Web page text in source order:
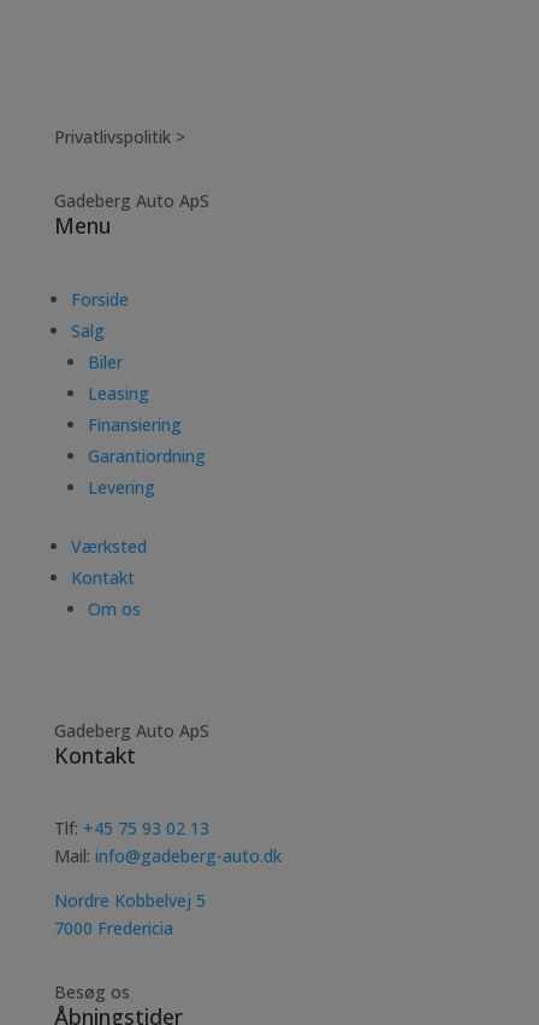
Privatlivspolitik >
Gadeberg Auto ApS
Menu
Forside
Salg
Biler
Leasing
Finansiering
Garantiordning
Levering
Værksted
Kontakt
Om os
Gadeberg Auto ApS
Kontakt
Tlf: +45 75 93 02 13
Mail: info@gadeberg-auto.dk
Nordre Kobbelvej 5
7000 Fredericia
Besøg os
Åbningstider